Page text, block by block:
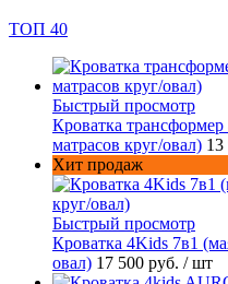
ТОП 40
Быстрый просмотр
Кроватка
матрасов круг/овал) 13
Хит продаж
Быстрый просмотр
Кроватка 4Kids 7в1
овал) 17 500 руб. / шт